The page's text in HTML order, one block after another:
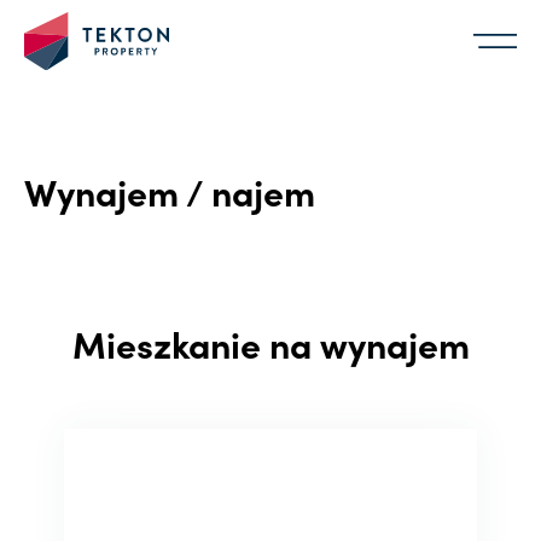
Wynajem / najem
Mieszkanie na wynajem